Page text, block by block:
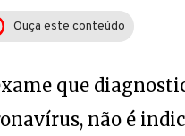
Ouça este conteúdo
que
não é